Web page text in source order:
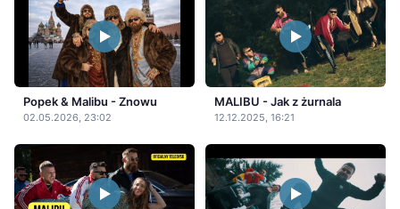
Popek & Malibu - Znowu
02.05.2026, 23:02
MALIBU - Jak z żurnala
12.12.2025, 16:21